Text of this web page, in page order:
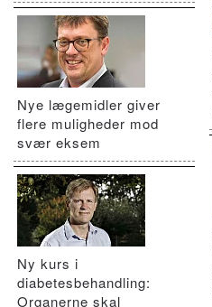
Nye lægemidler giver
flere muligheder mod
svær eksem
Ny kurs i
diabetesbehandling:
Organerne skal